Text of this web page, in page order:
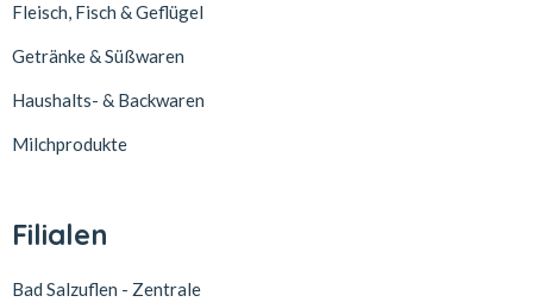
Fleisch, Fisch & Geflügel
Getränke & Süßwaren
Haushalts- & Backwaren
Milchprodukte
Filialen
Bad Salzuflen - Zentrale